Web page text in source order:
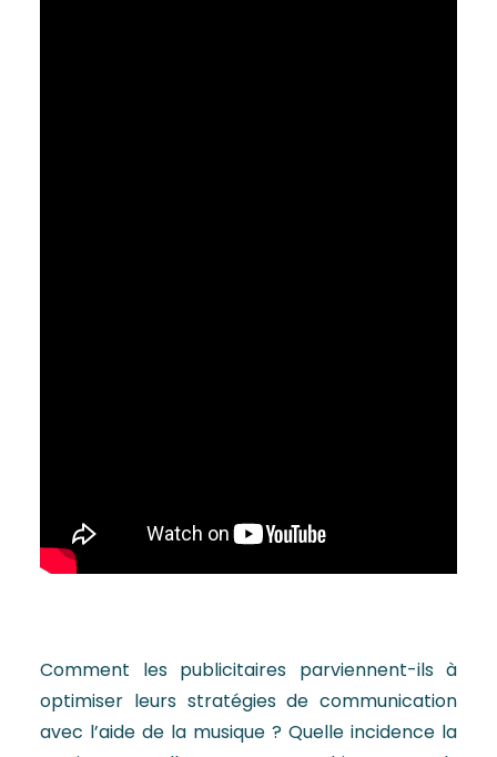
Comment les publicitaires parviennent-ils à
optimiser leurs stratégies de communication
avec l’aide de la musique ? Quelle incidence la